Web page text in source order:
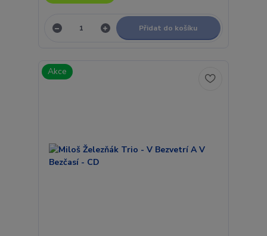
Přidat do košíku
Akce